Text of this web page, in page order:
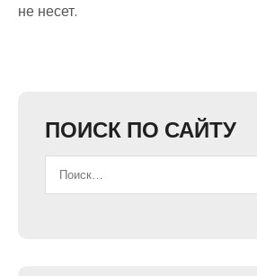
не несет.
ПОИСК ПО САЙТУ